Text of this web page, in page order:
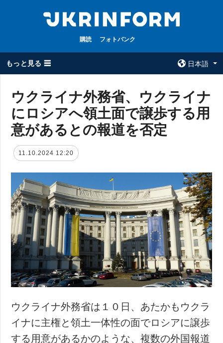
購読 フォトバンク
もっと見る ☰
日本語
全てのトピック
戦争
政治
経済・復興
防衛
社会・文化
スポーツ
犯罪
事故・緊急事態
ウクルインフォ
ルム
ウクルインフォル
追加
特集
インタビュー
写真
動画
サービス
購読
フォトバンク
ウクライナ外務省、ウクライナ
にロシアへ領土面で譲歩する用
意があるとの報道を否定
11.10.2024 12:20
ウクライナ外務省は１０日、あたかもウクラ
イナに主権と領土一体性の面でロシアに譲歩
する用意があるかのような、複数の外国報道